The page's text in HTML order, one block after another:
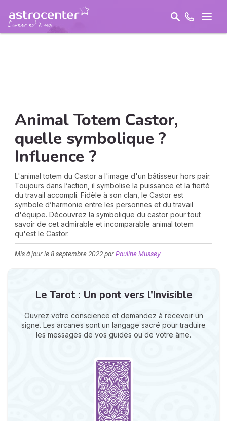
Animal Totem Castor,
quelle symbolique ?
Influence ?
L'animal totem du Castor a l'image d'un bâtisseur hors pair.
Toujours dans l’action, il symbolise la puissance et la fierté
du travail accompli. Fidèle à son clan, le Castor est
symbole d’harmonie entre les personnes et du travail
d'équipe. Découvrez la symbolique du castor pour tout
savoir de cet admirable et incomparable animal totem
qu'est le Castor.
Mis à jour le 8 septembre 2022 par Pauline Mussey
Le Tarot : Un pont vers l'Invisible
Ouvrez votre conscience et demandez à recevoir un
signe. Les arcanes sont un langage sacré pour traduire
les messages de vos guides ou de votre âme.